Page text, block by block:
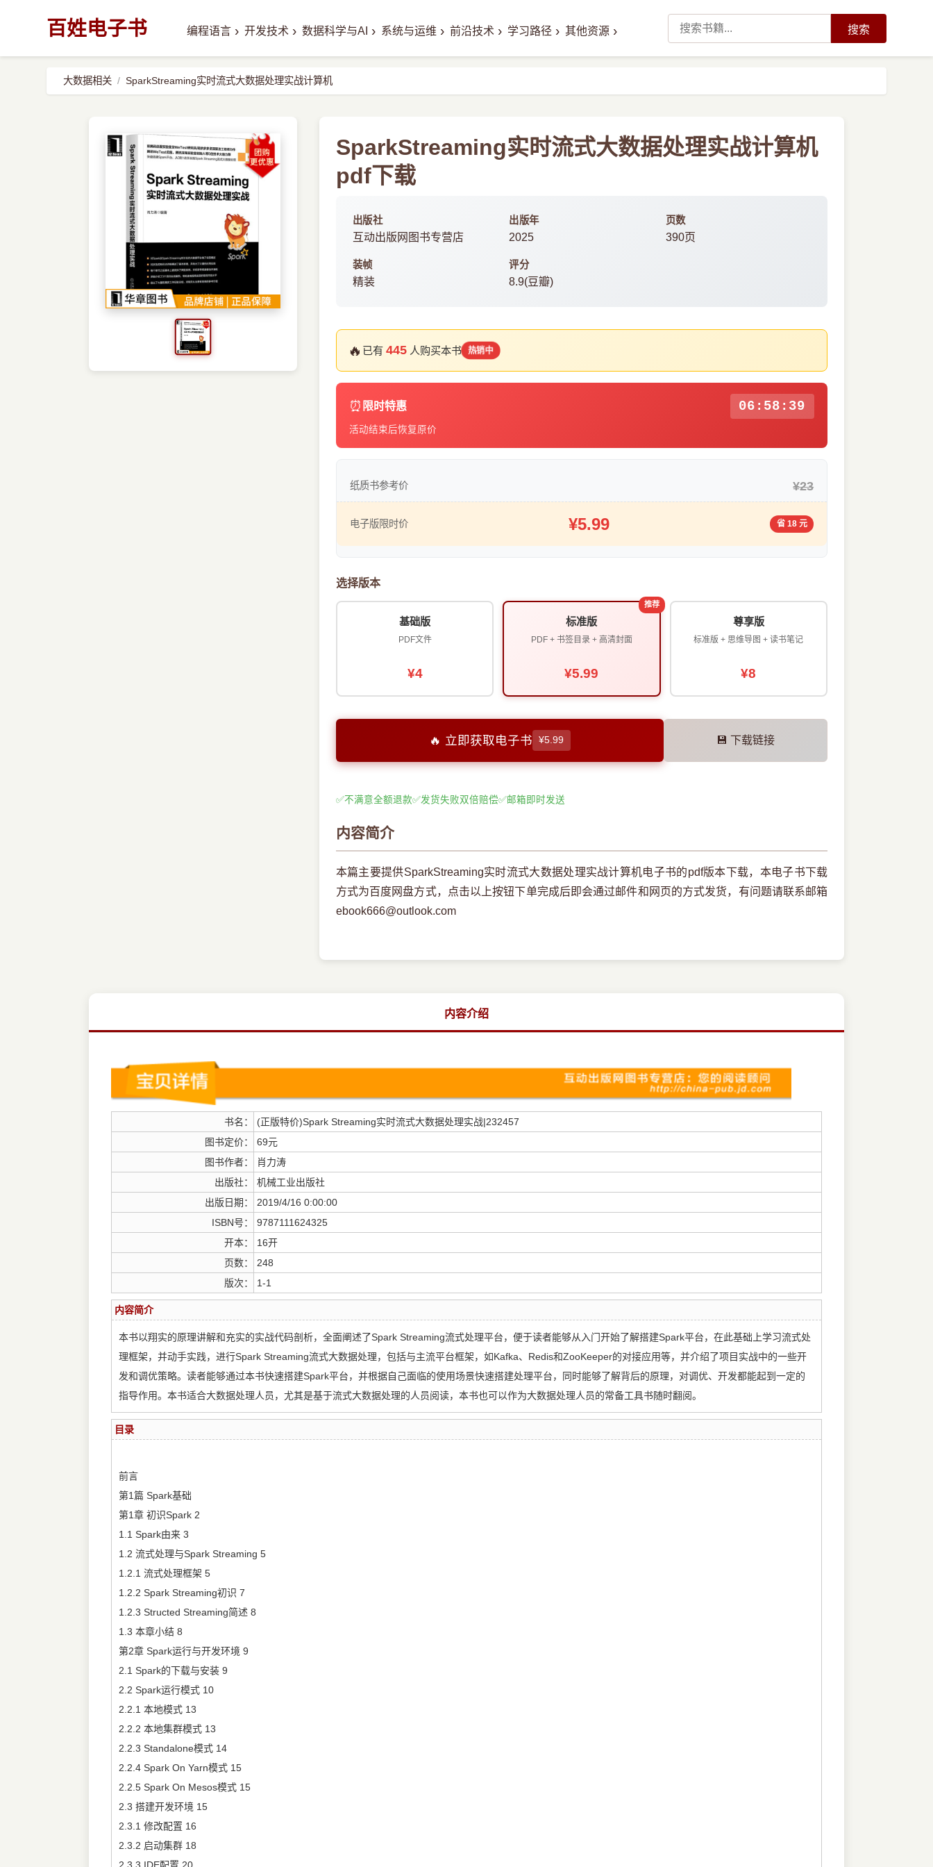
百姓电子书 编程语言 › 开发技术 › 数据科学与AI › 系统与运维 › 前沿技术 › 学习路径 › 其他资源 › 搜索
大数据相关 SparkStreaming实时流式大数据处理实战计算机
SparkStreaming实时流式大数据处理实战计算机
pdf下载
出版社
互动出版网图书专营店
出版年
2025
页数
390页
装帧
精装
评分
8.9(豆瓣)
🔥 已有 445人购买本书 热销中
⏰ 限时特惠 06:58:38
活动结束后恢复原价
纸质书参考价 ¥23
电子版限时价 ¥5.99 省 18 元
选择版本
基础版
PDF文件
¥4
推荐
标准版
PDF + 书签目录 + 高清封面
¥5.99
尊享版
标准版 + 思维导图 + 读书笔记
¥8
🔥 立即获取电子书 ¥5.99 💾 下载链接
✅不满意全额退款✅发货失败双倍赔偿✅邮箱即时发送
内容简介
本篇主要提供SparkStreaming实时流式大数据处理实战计算机电子书的pdf版本下载，本电子书下载
方式为百度网盘方式，点击以上按钮下单完成后即会通过邮件和网页的方式发货，有问题请联系邮箱
ebook666@outlook.com
内容介绍
书名：
(正版特价)Spark Streaming实时流式大数据处理实战|232457
图书定价：
69元
图书作者：
肖力涛
出版社：
机械工业出版社
出版日期：
2019/4/16 0:00:00
ISBN号：
9787111624325
开本：
16开
页数：
248
版次：
1-1
内容简介
本书以翔实的原理讲解和充实的实战代码剖析，全面阐述了Spark Streaming流式处理平台，便于读者能够从入门开始了解搭建Spark平台，在此基础上学习流式处
理框架，并动手实践，进行Spark Streaming流式大数据处理，包括与主流平台框架，如Kafka、Redis和ZooKeeper的对接应用等，并介绍了项目实战中的一些开
发和调优策略。读者能够通过本书快速搭建Spark平台，并根据自己面临的使用场景快速搭建处理平台，同时能够了解背后的原理，对调优、开发都能起到一定的
指导作用。本书适合大数据处理人员，尤其是基于流式大数据处理的人员阅读，本书也可以作为大数据处理人员的常备工具书随时翻阅。
目录
前言
第1篇 Spark基础
第1章 初识Spark 2
1.1 Spark由来 3
1.2 流式处理与Spark Streaming 5
1.2.1 流式处理框架 5
1.2.2 Spark Streaming初识 7
1.2.3 Structed Streaming简述 8
1.3 本章小结 8
第2章 Spark运行与开发环境 9
2.1 Spark的下载与安装 9
2.2 Spark运行模式 10
2.2.1 本地模式 13
2.2.2 本地集群模式 13
2.2.3 Standalone模式 14
2.2.4 Spark On Yarn模式 15
2.2.5 Spark On Mesos模式 15
2.3 搭建开发环境 15
2.3.1 修改配置 16
2.3.2 启动集群 18